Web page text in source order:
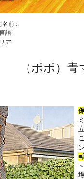
前：
語：
ア：
（ポポ）
■